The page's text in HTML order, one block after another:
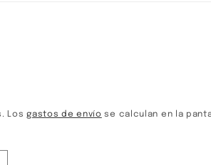
Losgastos de envío se calculan en la